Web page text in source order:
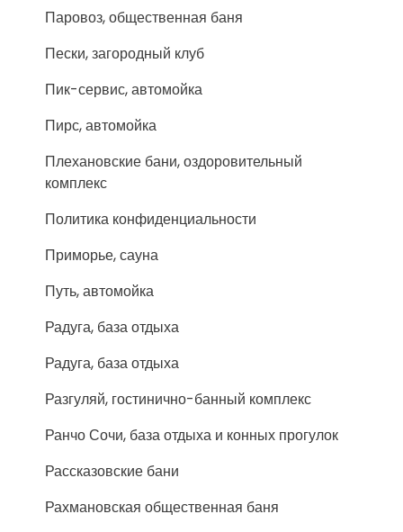
Паровоз, общественная баня
Пески, загородный клуб
Пик-сервис, автомойка
Пирс, автомойка
Плехановские бани, оздоровительный
комплекс
Политика конфиденциальности
Приморье, сауна
Путь, автомойка
Радуга, база отдыха
Радуга, база отдыха
Разгуляй, гостинично-банный комплекс
Ранчо Сочи, база отдыха и конных прогулок
Рассказовские бани
Рахмановская общественная баня